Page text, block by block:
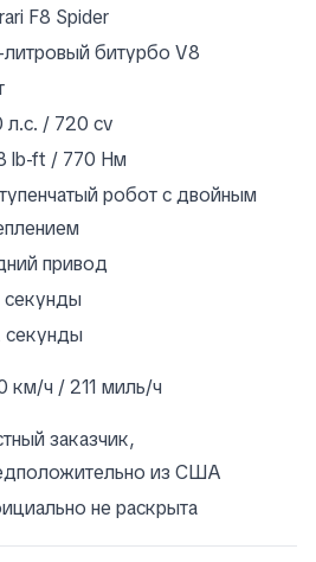
F8 Spider
литровый битурбо V8
л.с. / 720 cv
lb-ft / 770 Нм
робот с двойным
привод
секунды
секунды
км/ч / 211 миль/ч
заказчик,
из США
не раскрыта